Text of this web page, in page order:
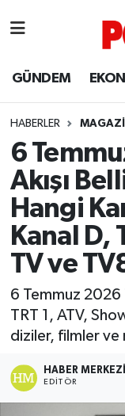
GÜNDEM
HABERLER
6
Akışı
Hangi
Kanal D,
TV ve
6 Temmuz 2026
TRT 1, ATV,
diziler, filmler ve
HABER MERKEZI
EDITÖR
Ayvalık
Balya
Bandırma
Bigadiç
Burhaniye
ÇEVRE
DÜNYA
Balıkesir
Balıkesir
Balıkesir
Süper Lig
Tüm
Son Dakika
Haber Arşivi